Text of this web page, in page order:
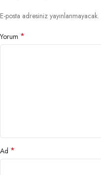
E-posta adresiniz yayınlanmayacak.
Yorum *
Ad *